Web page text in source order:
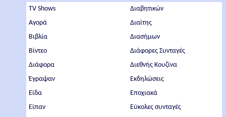
TV Shows
Αγορά
Βιβλία
Βίντεο
Διάφορα
Έγραψαν
Είδα
Είπαν
Διαβητικών
Διαίτης
Διασήμων
Διάφορες Συνταγές
Διεθνής Κουζίνα
Εκδηλώσεις
Εποχιακά
Εύκολες συνταγές